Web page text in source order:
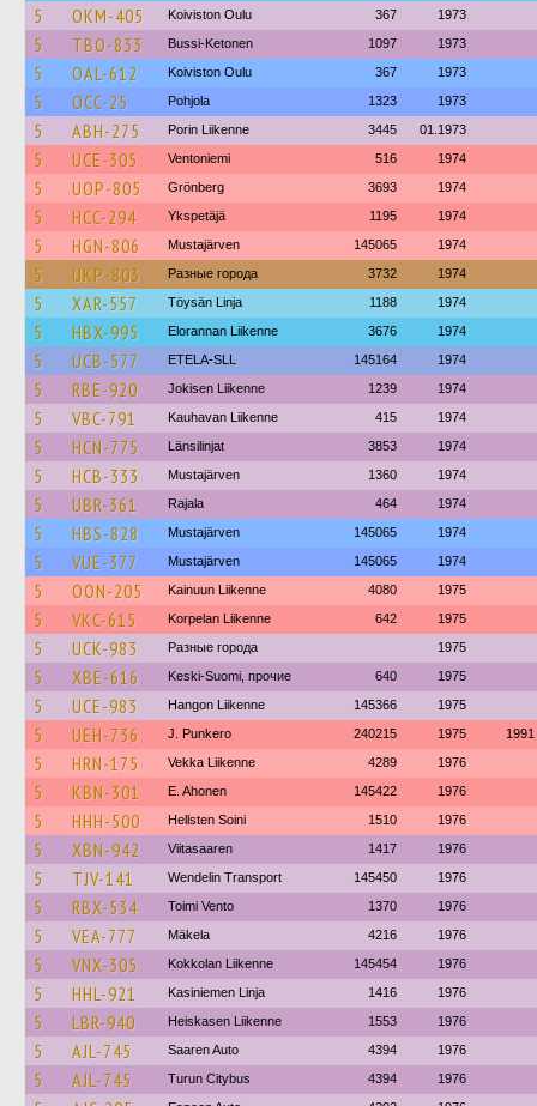
5 OKM-405 Koiviston Oulu 367 1973
5 TBO-833 Bussi-Ketonen 1097 1973
5 OAL-612 Koiviston Oulu 367 1973
5 OCC-25 Pohjola 1323 1973
5 ABH-275 Porin Liikenne 3445 01.1973
5 UCE-305 Ventoniemi 516 1974
5 UOP-805 Grönberg 3693 1974
5 HCC-294 Ykspetäjä 1195 1974
5 HGN-806 Mustajärven 145065 1974
5 UKP-803 Разные города 3732 1974
5 XAR-557 Töysän Linja 1188 1974
5 HBX-995 Elorannan Liikenne 3676 1974
5 UCB-577 ETELA-SLL 145164 1974
5 RBE-920 Jokisen Liikenne 1239 1974
5 VBC-791 Kauhavan Liikenne 415 1974
5 HCN-775 Länsilinjat 3853 1974
5 HCB-333 Mustajärven 1360 1974
5 UBR-361 Rajala 464 1974
5 HBS-828 Mustajärven 145065 1974
5 VUE-377 Mustajärven 145065 1974
5 OON-205 Kainuun Liikenne 4080 1975
5 VKC-615 Korpelan Liikenne 642 1975
5 UCK-983 Разные города 1975
5 XBE-616 Keski-Suomi, прочие 640 1975
5 UCE-983 Hangon Liikenne 145366 1975
5 UEH-736 J. Punkero 240215 1975 1991
5 HRN-175 Vekka Liikenne 4289 1976
5 KBN-301 E. Ahonen 145422 1976
5 HHH-500 Hellsten Soini 1510 1976
5 XBN-942 Viitasaaren 1417 1976
5 TJV-141 Wendelin Transport 145450 1976
5 RBX-534 Toimi Vento 1370 1976
5 VEA-777 Mäkela 4216 1976
5 VNX-305 Kokkolan Liikenne 145454 1976
5 HHL-921 Kasiniemen Linja 1416 1976
5 LBR-940 Heiskasen Liikenne 1553 1976
5 AJL-745 Saaren Auto 4394 1976
5 AJL-745 Turun Citybus 4394 1976